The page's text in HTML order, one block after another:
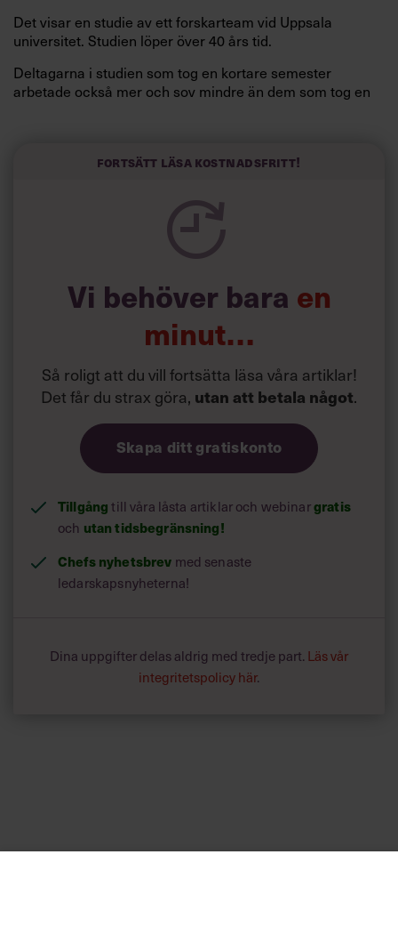
Det visar en studie av ett forskarteam vid Uppsala
universitet. Studien löper över 40 års tid.
Deltagarna i studien som tog en kortare semester
arbetade också mer och sov mindre än dem som tog en
Forskarna tror sig dessutom kunna uttyda att en längre
försök att förändra livsstilsvanor.
Fortsätt läsa kostnadsfritt!
Vi behöver bara en
minut…
Så roligt att du vill fortsätta läsa våra artiklar!
Det får du strax göra, utan att betala något.
Skapa ditt gratiskonto
Tillgång till våra låsta artiklar och webinargratis
och utan tidsbegränsning!
Chefs nyhetsbrev med senaste
ledarskapsnyheterna!
Dina uppgifter delas aldrig med tredje part. Läs vår
integritetspolicy här.